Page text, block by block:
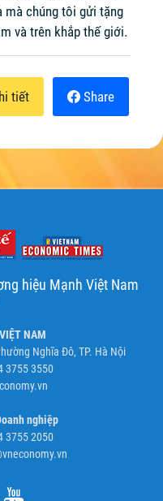
mà chúng tôi gửi tặng
và trên khắp thế giới.
tiết Share
hiệu Mạnh Việt Nam
NAM
Nghĩa Đô, TP. Hà Nội
3755 3550
nghiệp
3755 2050